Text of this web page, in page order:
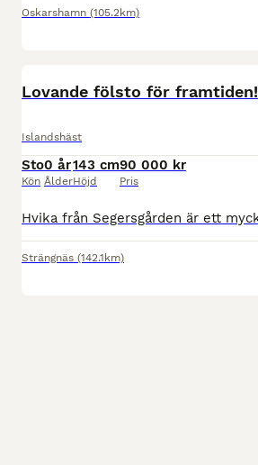
Oskarshamn (105.2km)
Lovande fölsto för framtiden!
Islandshäst
Sto
Kön
0 år
Ålder
143 cm
Höjd
90 000 kr
Pris
Strängnäs (142.1km)